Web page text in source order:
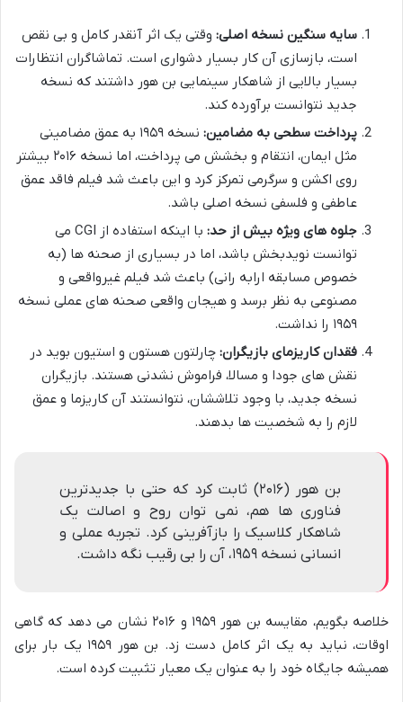
سایه سنگین نسخه اصلی: وقتی یک اثر آنقدر کامل و بی نقص
است، بازسازی آن کار بسیار دشواری است. تماشاگران انتظارات
بسیار بالایی از شاهکار سینمایی بن هور داشتند که نسخه
جدید نتوانست برآورده کند.
پرداخت سطحی به مضامین:
نسخه ۱۹۵۹ به عمق مضامینی
مثل ایمان، انتقام و بخشش می پرداخت، اما نسخه ۲۰۱۶ بیشتر
روی اکشن و سرگرمی تمرکز کرد و این باعث شد فیلم فاقد عمق
عاطفی و فلسفی نسخه اصلی باشد.
جلوه های ویژه بیش از حد:
با اینکه استفاده از CGI می
توانست نویدبخش باشد، اما در بسیاری از صحنه ها (به
خصوص مسابقه ارابه رانی) باعث شد فیلم غیرواقعی و
مصنوعی به نظر برسد و هیجان واقعی صحنه های عملی نسخه
۱۹۵۹ را نداشت.
فقدان کاریزمای بازیگران: چارلتون هستون و استیون بوید در
نقش های جودا و مسالا، فراموش نشدنی هستند. بازیگران
نسخه جدید، با وجود تلاششان، نتوانستند آن کاریزما و عمق
لازم را به شخصیت ها بدهند.
بن هور (۲۰۱۶) ثابت کرد که حتی با جدیدترین
فناوری ها هم، نمی توان روح و اصالت یک
شاهکار کلاسیک را بازآفرینی کرد. تجربه عملی و
انسانی نسخه ۱۹۵۹، آن را بی رقیب نگه داشت.
خلاصه بگویم، مقایسه بن هور ۱۹۵۹ و ۲۰۱۶ نشان می دهد که گاهی
اوقات، نباید به یک اثر کامل دست زد. بن هور ۱۹۵۹ یک بار برای
همیشه جایگاه خود را به عنوان یک معیار تثبیت کرده است.